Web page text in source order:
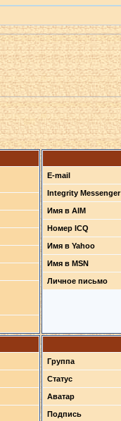
E-mail
Integrity Messenger
Имя в AIM
Номер ICQ
Имя в Yahoo
Имя в MSN
Личное письмо
Группа
Статус
Аватар
Подпись